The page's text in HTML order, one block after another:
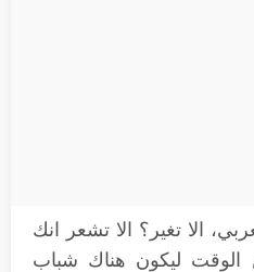
الا تغير؟ الا تشعر انك
الوقت ليكون هناك شباب